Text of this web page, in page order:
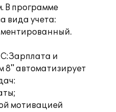
В программе
вида учета:
и
8" автоматизирует
мотивацией